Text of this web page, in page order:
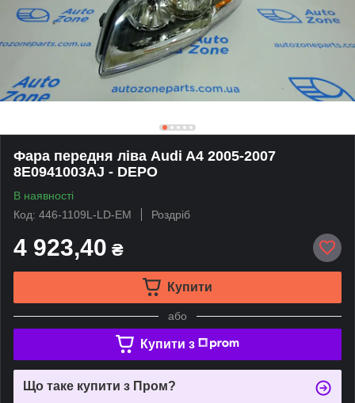
Фара передня ліва Audi A4 2005-2007
8E0941003AJ - DEPO
В наявності
Код: 446-1109L-LD-EM
Роздріб
4 923,40 ₴
Купити
або
Купити з
Що таке купити з Пром?